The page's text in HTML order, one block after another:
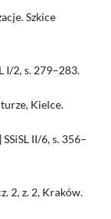
Szkice
I/2, s. 279–283.
Kielce.
II/6, s. 356–
2, z. 2, Kraków.